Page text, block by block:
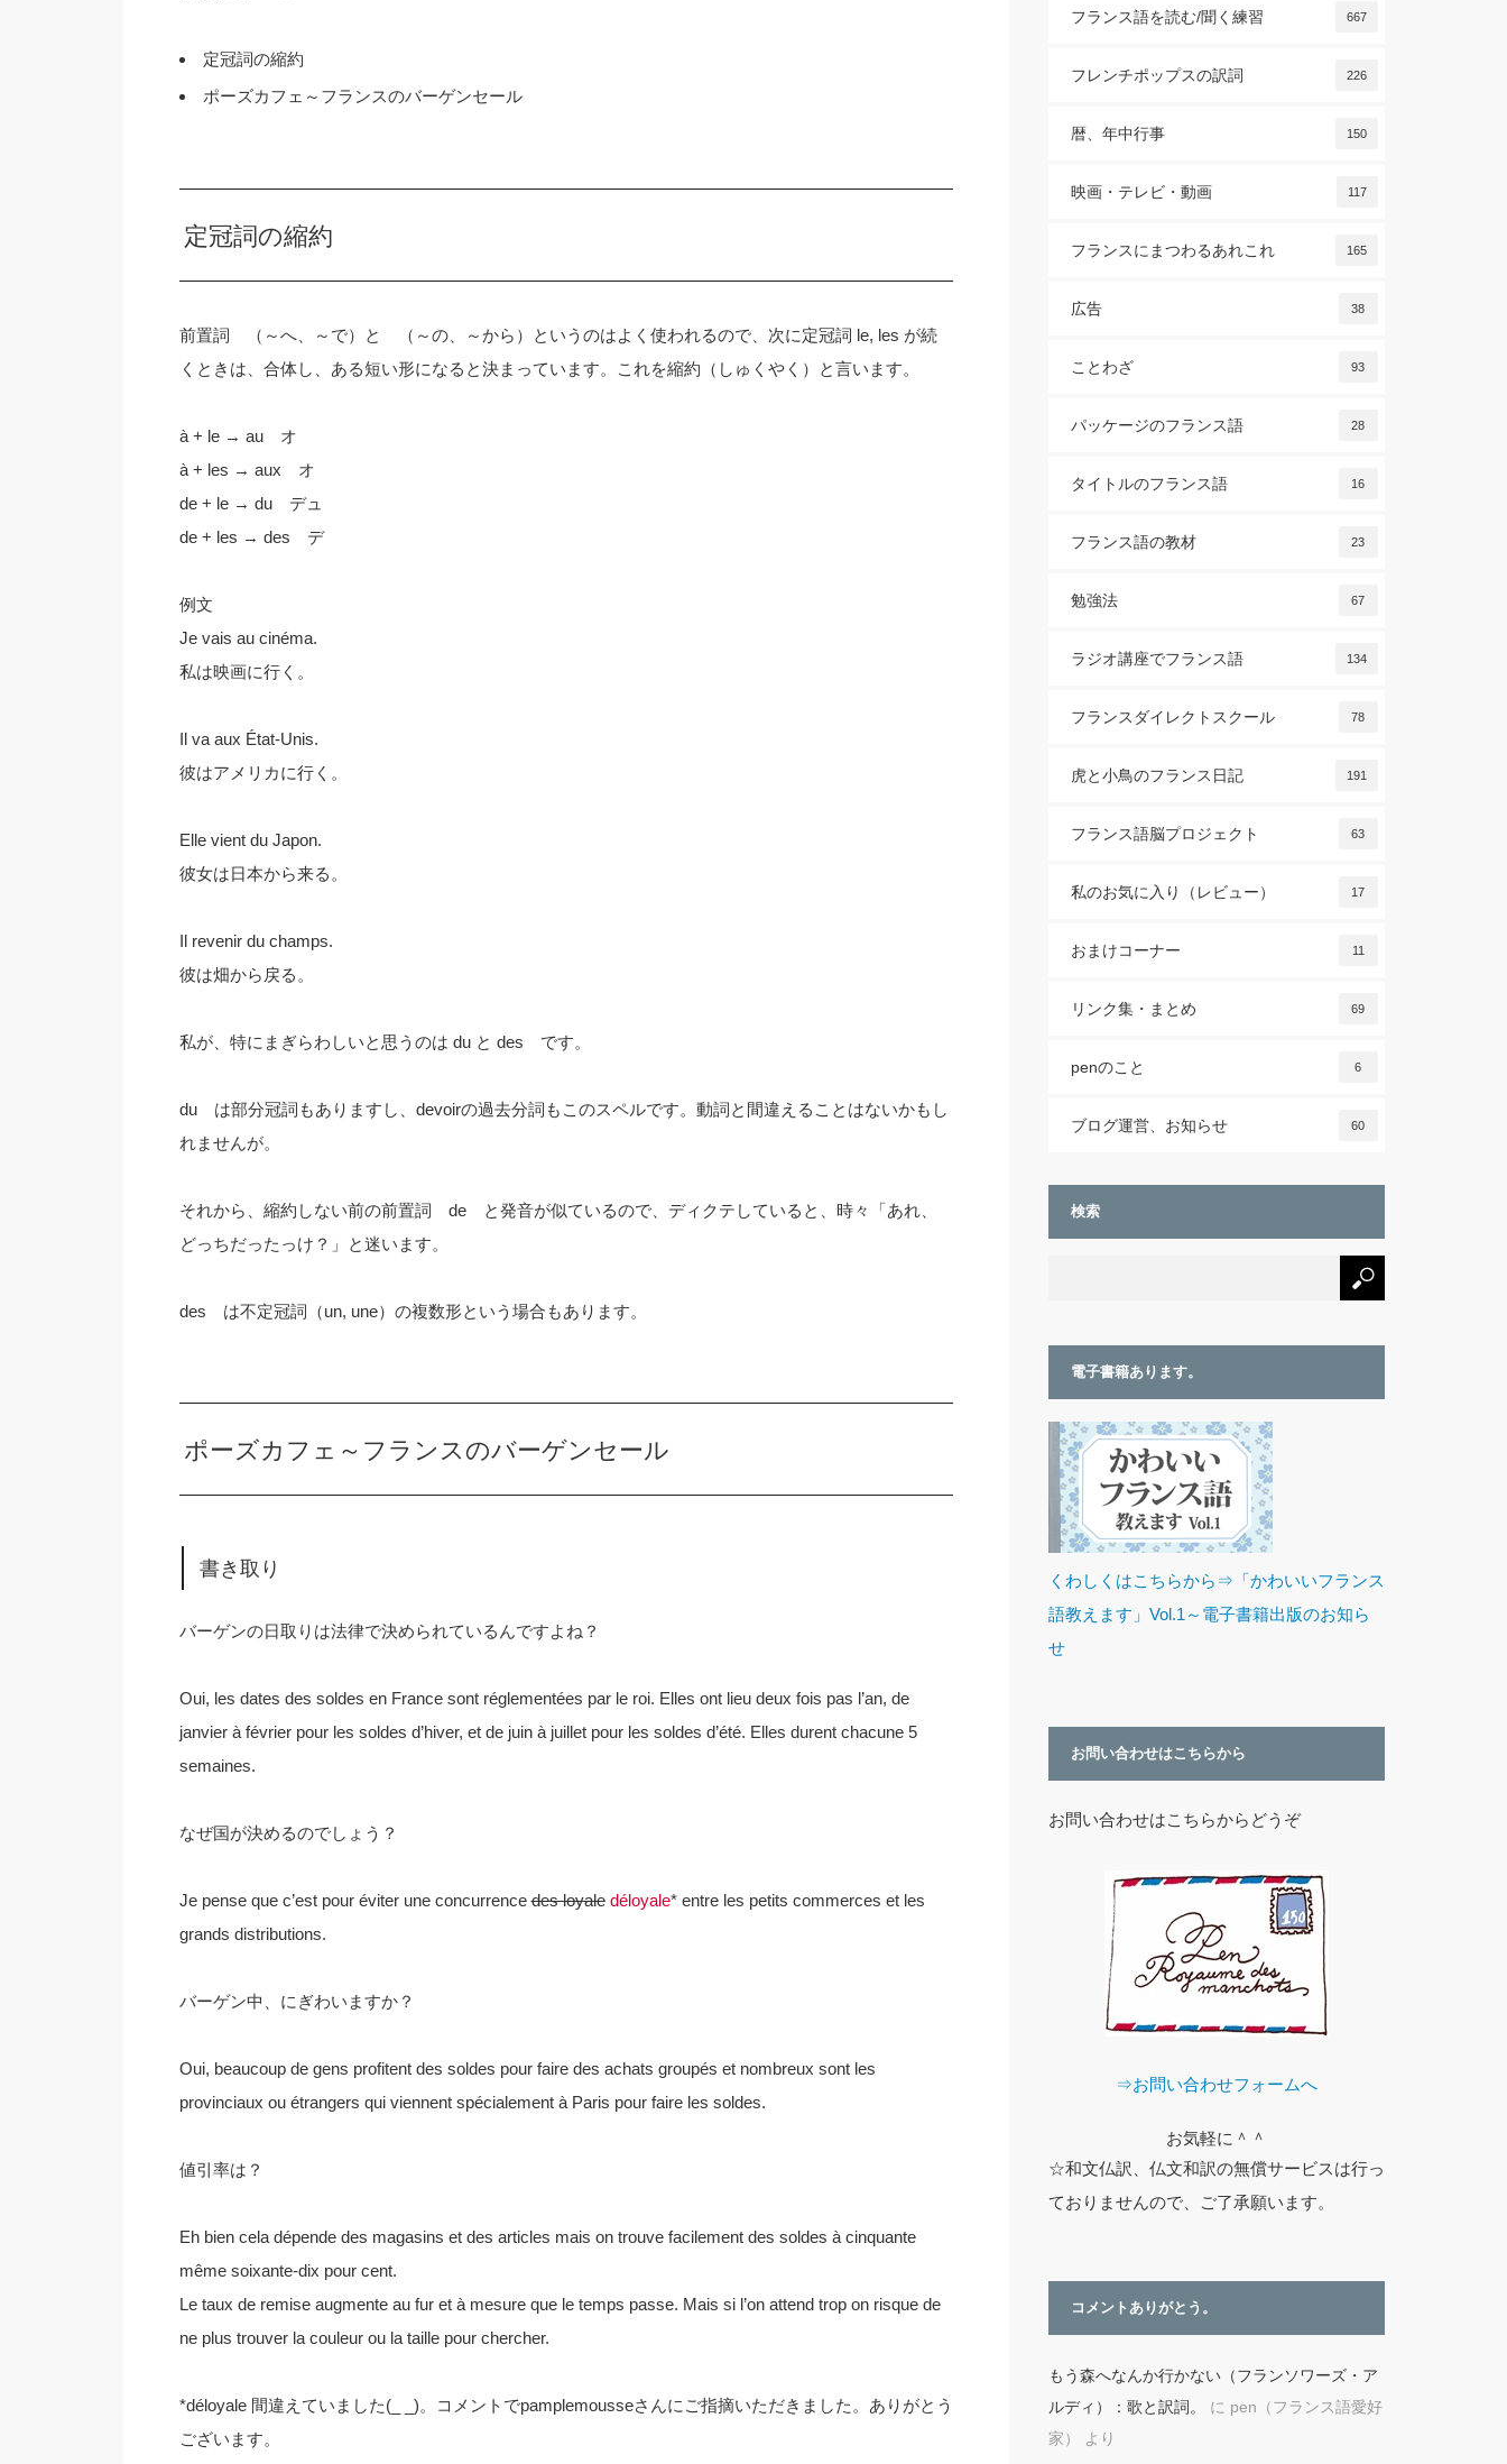
定冠詞の縮約
ポーズカフェ～フランスのバーゲンセール
定冠詞の縮約
前置詞 （～へ、～で）と （～の、～から）というのはよく使われるので、次に定冠詞 le, les が続
くときは、合体し、ある短い形になると決まっています。これを縮約（しゅくやく）と言います。
à + le → au オ
à + les → aux オ
de + le → du デュ
de + les → des デ
例文
Je vais au cinéma.
私は映画に行く。
Il va aux État-Unis.
彼はアメリカに行く。
Elle vient du Japon.
彼女は日本から来る。
Il revenir du champs.
彼は畑から戻る。
私が、特にまぎらわしいと思うのは du と des です。
du は部分冠詞もありますし、devoirの過去分詞もこのスペルです。動詞と間違えることはないかもし
れませんが。
それから、縮約しない前の前置詞 de と発音が似ているので、ディクテしていると、時々「あれ、
どっちだったっけ？」と迷います。
des は不定冠詞（un, une）の複数形という場合もあります。
ポーズカフェ～フランスのバーゲンセール
書き取り
バーゲンの日取りは法律で決められているんですよね？
Oui, les dates des soldes en France sont réglementées par le roi. Elles ont lieu deux fois pas l’an, de
janvier à février pour les soldes d’hiver, et de juin à juillet pour les soldes d’été. Elles durent chacune 5
semaines.
なぜ国が決めるのでしょう？
Je pense que c’est pour éviter une concurrencedes loyale déloyale* entre les petits commerces et les
grands distributions.
バーゲン中、にぎわいますか？
Oui, beaucoup de gens profitent des soldes pour faire des achats groupés et nombreux sont les
provinciaux ou étrangers qui viennent spécialement à Paris pour faire les soldes.
値引率は？
Eh bien cela dépende des magasins et des articles mais on trouve facilement des soldes à cinquante
même soixante-dix pour cent.
Le taux de remise augmente au fur et à mesure que le temps passe. Mais si l’on attend trop on risque de
ne plus trouver la couleur ou la taille pour chercher.
*déloyale 間違えていました(_ _)。コメントでpamplemousseさんにご指摘いただきました。ありがとう
ございます。
フランス語を読む/聞く練習 667
フレンチポップスの訳詞 226
暦、年中行事 150
映画・テレビ・動画 117
フランスにまつわるあれこれ 165
広告 38
ことわざ 93
パッケージのフランス語 28
タイトルのフランス語 16
フランス語の教材 23
勉強法 67
ラジオ講座でフランス語 134
フランスダイレクトスクール 78
虎と小鳥のフランス日記 191
フランス語脳プロジェクト 63
私のお気に入り（レビュー） 17
おまけコーナー 11
リンク集・まとめ 69
penのこと 6
ブログ運営、お知らせ 60
検索
電子書籍あります。
くわしくはこちらから⇒「かわいいフランス
語教えます」Vol.1～電子書籍出版のお知ら
せ
お問い合わせはこちらから
お問い合わせはこちらからどうぞ
⇒お問い合わせフォームへ
お気軽に＾＾
☆和文仏訳、仏文和訳の無償サービスは行っ
ておりませんので、ご了承願います。
コメントありがとう。
もう森へなんか行かない（フランソワーズ・ア
ルディ）：歌と訳詞。
に pen（フランス語愛好
家）
より